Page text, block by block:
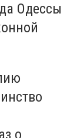
Одессы
о